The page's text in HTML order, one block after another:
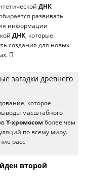
ДНК
развивать
информации
ДНК, которые
создания для новых
П
загадки древнего
которое
масштабного
Y-хромосом более чем
по всему миру.
расс
второй